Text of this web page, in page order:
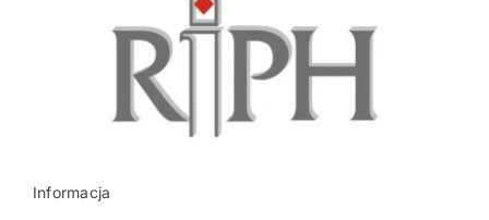
Informacja